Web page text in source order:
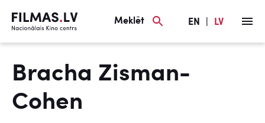
Meklēt EN LV
Bracha Zisman-
Cohen